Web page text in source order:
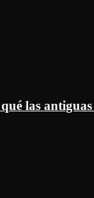
las